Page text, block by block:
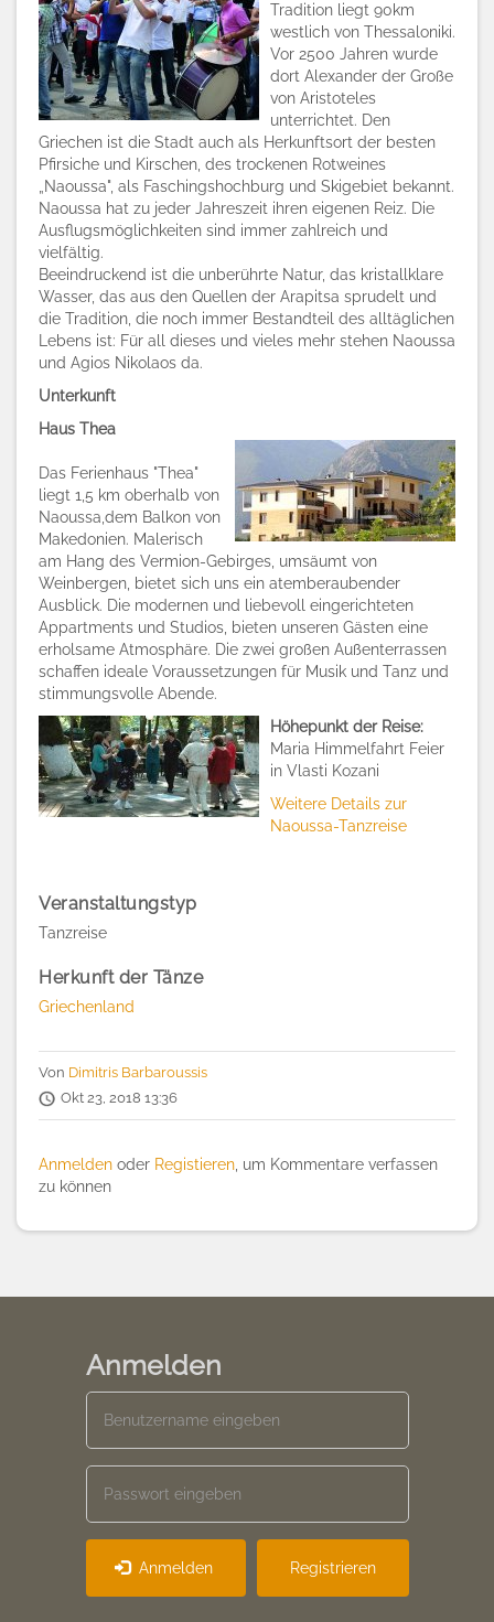
Tradition liegt 90km
westlich von Thessaloniki.
Vor 2500 Jahren wurde
dort Alexander der Große
von Aristoteles
unterrichtet. Den
Griechen ist die Stadt auch als Herkunftsort der besten
Pfirsiche und Kirschen, des trockenen Rotweines
„Naoussa", als Faschingshochburg und Skigebiet bekannt.
Naoussa hat zu jeder Jahreszeit ihren eigenen Reiz. Die
Ausflugsmöglichkeiten sind immer zahlreich und
vielfältig.
Beeindruckend ist die unberührte Natur, das kristallklare
Wasser, das aus den Quellen der Arapitsa sprudelt und
die Tradition, die noch immer Bestandteil des alltäglichen
Lebens ist: Für all dieses und vieles mehr stehen Naoussa
und Agios Nikolaos da.
Unterkunft
Haus Thea
Das Ferienhaus "Thea"
liegt 1,5 km oberhalb von
Naoussa,dem Balkon von
Makedonien. Malerisch
am Hang des Vermion-Gebirges, umsäumt von
Weinbergen, bietet sich uns ein atemberaubender
Ausblick. Die modernen und liebevoll eingerichteten
Appartments und Studios, bieten unseren Gästen eine
erholsame Atmosphäre. Die zwei großen Außenterrassen
schaffen ideale Voraussetzungen für Musik und Tanz und
stimmungsvolle Abende.
Höhepunkt der Reise:
Maria Himmelfahrt Feier
in Vlasti Kozani
Weitere Details zur
Naoussa-Tanzreise
Veranstaltungstyp
Tanzreise
Herkunft der Tänze
Griechenland
Von Dimitris Barbaroussis
Okt 23, 2018 13:36
Anmelden oder Registieren , um Kommentare verfassen
zu können
Anmelden
Anmelden Registrieren